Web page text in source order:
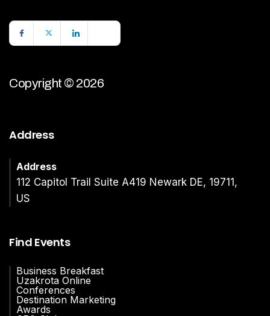
Copyright © 2026
Address
Address
112 Capitol Trail Suite A419 Newark DE, 19711,
US
Find Events
Business Breakfast
Uzakrota Online
Conferences
Destination Marketing
Awards